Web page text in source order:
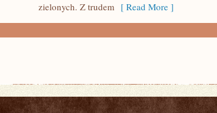
CZASIEzielonych. Z trudem [ Read More ]